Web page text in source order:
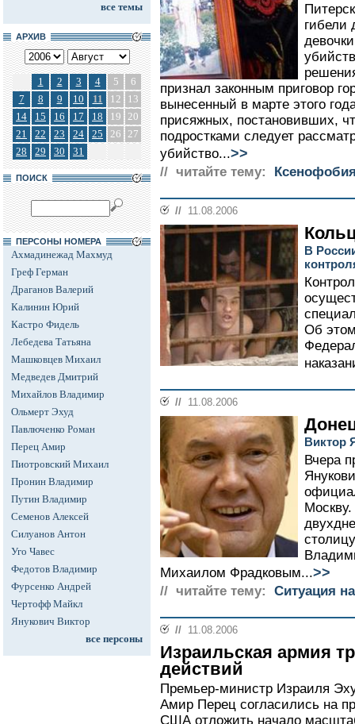
все темы
АРХИВ
1 2 3 4 5
6
7
8 9 10 11 12
13
14
15 16 17 18 19 20
21
22 23 24 25 26 27
28
29 30 31
ПОИСК
ПЕРСОНЫ НОМЕРА
Ахмадинежад Махмуд
Греф Герман
Драганов Валерий
Калинин Юрий
Кастро Фидель
Лебедева Татьяна
Машковцев Михаил
Медведев Дмитрий
Михайлов Владимир
Ольмерт Эхуд
Павлюченко Роман
Перец Амир
Пиотровский Михаил
Пронин Владимир
Путин Владимир
Семенов Алексей
Силуанов Антон
Уго Чавес
Федотов Владимир
Фурсенко Андрей
Чертофф Майкл
Янукович Виктор
все персоны
гибели
признал законным приговор
вынесенный в марте этого
присяжных, постановивших,
подростками следует
убийство...>>
// читайте тему:
// 11.08.2006
В
Об
// 11.08.2006
Виктор
Вчера
Москву.
Михаилом Фрадковым...>>
// читайте тему: Ситуация
// 11.08.2006
Израильская армия
действий
Премьер-министр Израиля
Амир Перец согласились на
США отложить начало